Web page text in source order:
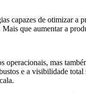
capazes de otimizar
que aumentar a
operacionais, mas
e a visibilidade